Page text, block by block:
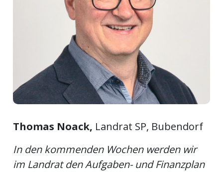
Thomas Noack, Landrat SP, Bubendorf
In den kommenden Wochen werden wir
im Landrat den Aufgaben- und Finanzplan